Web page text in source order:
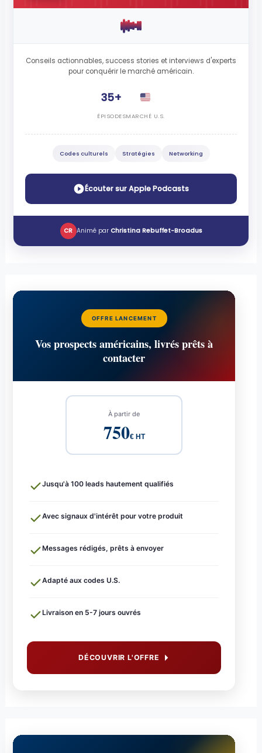
Conseils actionnables, success stories et interviews d'experts
pour conquérir le marché américain.
35+
ÉPISODESMARCHÉ U.S.
Codes culturels Stratégies Networking
Écouter sur Apple Podcasts
CR Animé par Christina Rebuffet-Broadus
OFFRE LANCEMENT
Vos prospects américains, livrés prêts à
contacter
À partir de
750€ HT
Jusqu'à 100 leads hautement qualifiés
Avec signaux d'intérêt pour votre produit
Messages rédigés, prêts à envoyer
Adapté aux codes U.S.
Livraison en 5-7 jours ouvrés
DÉCOUVRIR L'OFFRE